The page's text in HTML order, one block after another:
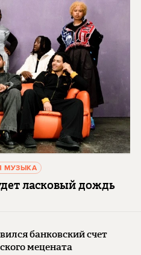
МУЗЫКА
ласковый дождь
банковский счет
мецената